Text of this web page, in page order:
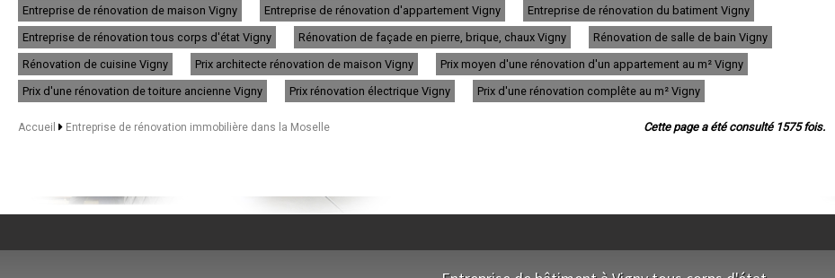
- Entreprise de rénovation immobilière à Sarreguemines
- Entreprise de rénovation immobilière à Forbach
- Entreprise de rénovation immobilière à Saint-Avold
- Entreprise de rénovation immobilière à Yutz
- Entreprise de rénovation immobilière à Hayange
- Entreprise de rénovation immobilière à Creutzwald
- Entreprise de rénovation immobilière à Freyming-Merlebach
- Entreprise de rénovation immobilière à Sarrebourg
- Entreprise de rénovation immobilière à Maizières-lès-Metz
- Entreprise de rénovation immobilière à Amnéville
- Entreprise de rénovation immobilière à Marly
Entreprise de rénovation de maison Vigny Entreprise de rénovation d'appartement Vigny
Entreprise de rénovation du batiment Vigny
Entreprise de rénovation tous corps d'état Vigny
Rénovation de façade en pierre, brique, chaux Vigny
Rénovation de salle de bain Vigny
Rénovation de cuisine Vigny
Prix architecte rénovation de maison Vigny
Prix moyen d'une rénovation d'un appartement au m² Vigny
Prix d'une rénovation de toiture ancienne Vigny
Prix rénovation électrique Vigny Prix d'une rénovation complête au m² Vigny
Cette page a été consulté 1575 fois.
Accueil Entreprise de rénovation immobilière dans la Moselle